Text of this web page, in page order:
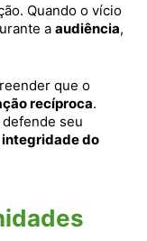
Quando o vício
a audiência,
que o
recíproca.
defende seu
do